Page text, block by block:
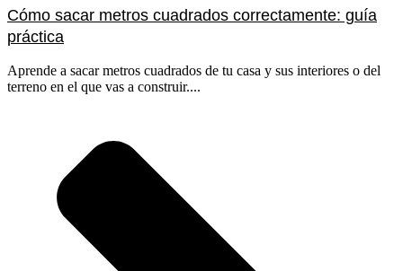
Cómo sacar metros cuadrados correctamente: guía
práctica
Aprende a sacar metros cuadrados de tu casa y sus interiores o del
terreno en el que vas a construir....